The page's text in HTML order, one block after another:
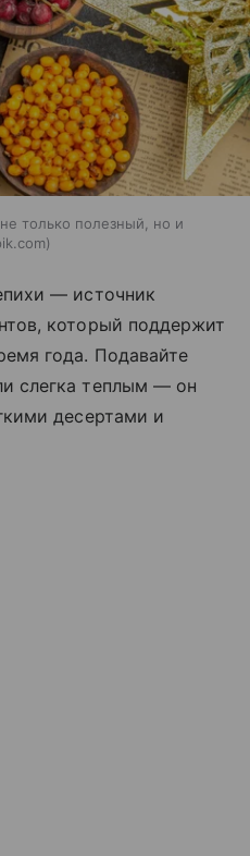
только полезный, но и
— источник
который поддержит
года. Подавайте
слегка теплым — он
десертами и